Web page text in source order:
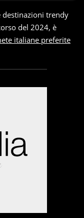
destinazioni trendy
del 2024, è
italiane preferite